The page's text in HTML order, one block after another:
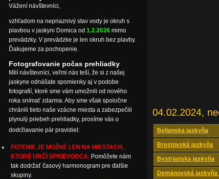
04.02.2024,
Belianska jaskyňa
Brestovská jaskyňa
Bystrianska jaskyňa
Demänovská
Vážení návštevníci,
vzhľadom na nepriaznivý stav vody je okruh s
plavbou v jaskyni Domica od 1.2.2026 mimo
prevádzky. V prevádzke je len okruh bez plavby.
Ďakujeme za pochopenie.
Fotografovanie počas prehliadky
Milí návštevníci, veľmi nás teší, že si z našej
jaskyne odnášate spomienky aj v podobe
fotografií, ktoré sme vám umožnili od nového
roka snímať zdarma. Aby sme však spoločne
chránili tieto naše vzácne miesta a zabezpečili
plynulý priebeh prehliadky, prosíme vás o
dodržiavanie pár pravidiel:
FOTENIE JE MOŽNÉ LEN NA MIESTACH,
KTORÉ URČÍ SPRIEVODCA. Pomôžete nám
tak dodržať časový harmonogram pre ďalšie
skupiny.